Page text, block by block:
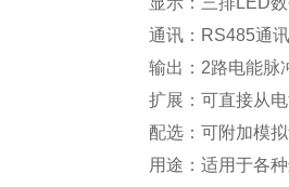
通讯：RS485
输出：2路电能
扩展：可直接从
配选：可附加模
用途：适用于各